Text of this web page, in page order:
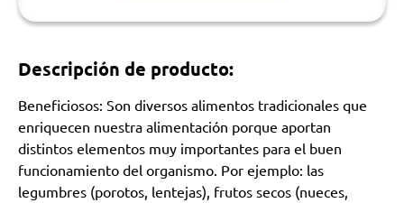
Descripción de producto:
Beneficiosos: Son diversos alimentos tradicionales que
enriquecen nuestra alimentación porque aportan
distintos elementos muy importantes para el buen
funcionamiento del organismo. Por ejemplo: las
legumbres (porotos, lentejas), frutos secos (nueces,